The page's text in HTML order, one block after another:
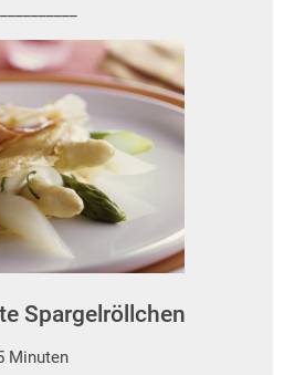
Spargelröllchen
Minuten